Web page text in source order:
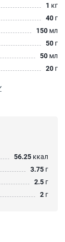
1 кг
40 г
150 мл
50 г
50 мл
20 г
56.25 ккал
3.75 г
2.5 г
2 г